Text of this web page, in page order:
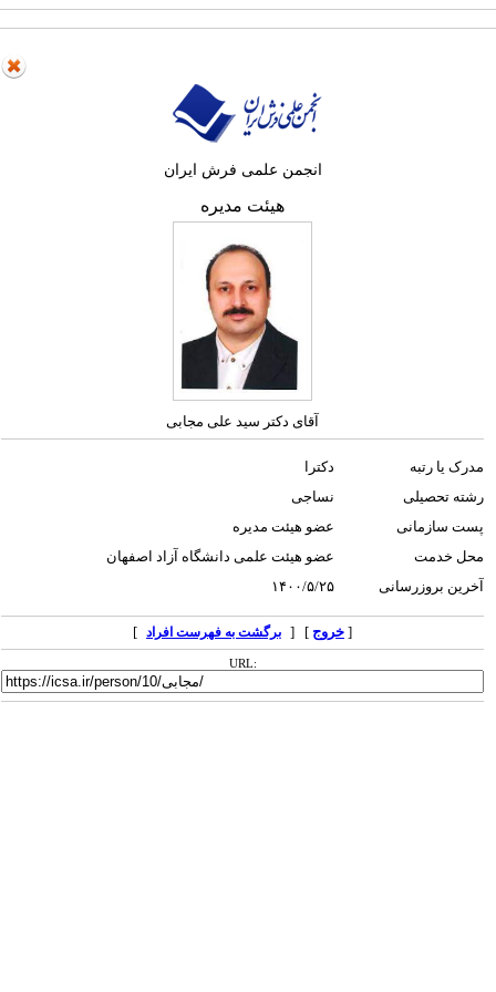
انجمن علمی فرش ایران
هیئت مدیره
آقای دکتر سید علی مجابی
مدرک یا رتبه
دکترا
رشته تحصیلی
نساجی
پست سازمانی
عضو هیئت مدیره
محل خدمت
عضو هیئت علمی دانشگاه آزاد اصفهان
آخرین بروزرسانی
۱۴۰۰/۵/۲۵
خروج] [ برگشت به فهرست افراد ]
URL: